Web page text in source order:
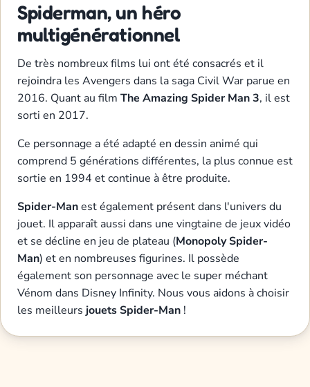
Spiderman, un héro
multigénérationnel
De très nombreux films lui ont été consacrés et il
rejoindra les Avengers dans la saga Civil War parue en
2016. Quant au film The Amazing Spider Man 3, il est
sorti en 2017.
Ce personnage a été adapté en dessin animé qui
comprend 5 générations différentes, la plus connue est
sortie en 1994 et continue à être produite.
Spider-Manest également présent dans l'univers du
jouet. Il apparaît aussi dans une vingtaine de jeux vidéo
et se décline en jeu de plateau (Monopoly Spider-
Man) et en nombreuses figurines. Il possède
également son personnage avec le super méchant
Vénom dans Disney Infinity. Nous vous aidons à choisir
les meilleursjouets Spider-Man !